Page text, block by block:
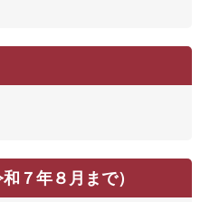
７年８月まで）